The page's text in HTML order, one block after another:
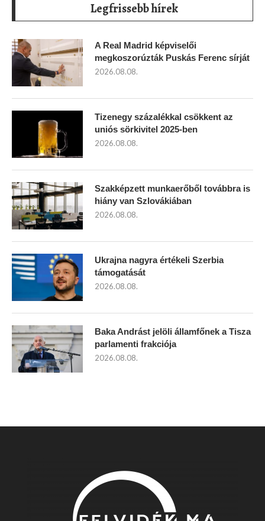
Legfrissebb hírek
A Real Madrid képviselői
megkoszorúzták Puskás Ferenc sírját
2026.08.08.
Tizenegy százalékkal csökkent az
uniós sörkivitel 2025-ben
2026.08.08.
Szakképzett munkaerőből továbbra is
hiány van Szlovákiában
2026.08.08.
Ukrajna nagyra értékeli Szerbia
támogatását
2026.08.08.
Baka Andrást jelöli államfőnek a Tisza
parlamenti frakciója
2026.08.08.